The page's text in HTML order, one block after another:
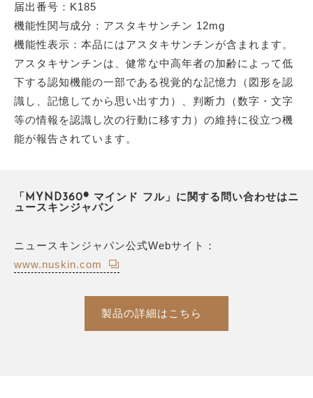
届出番号：K185
機能性関与成分：アスタキサンチン 12mg
機能性表示：本品にはアスタキサンチンが含まれます。
アスタキサンチンは、健常な中高年者の加齢によって低
下する認知機能の一部である視覚的な記憶力（図形を認
識し、記憶してから思い出す力）、判断力（数字・文字
等の情報を認識し次の行動に移す力）の維持に役立つ機
能が報告されています。
「MYND360® マインド フル」に関する問い合わせはニ
ュースキンジャパン
ニュースキンジャパン公式Webサイト：
www.nuskin.com
製品の詳細はこちら